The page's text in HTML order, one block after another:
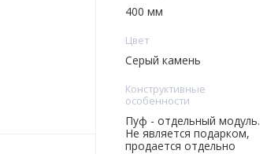
400 мм
Цвет
Серый камень
Конструктивные
особенности
Пуф - отдельный модуль.
Не является подарком,
продается отдельно